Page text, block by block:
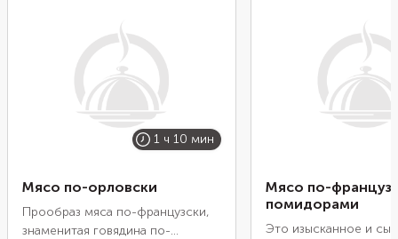
1 ч 10 мин
Мясо по-орловски
Прообраз мяса по-французски,
знаменитая говядина по-
Мясо по-
помидорами
Это изысканное и